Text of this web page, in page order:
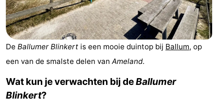
Appartementen
-
Ameland
Bed
breakfasts)
Hotels
De Ballumer Blinkert is een mooie duintop bij Ballum, op
een van de smalste delen van Ameland.
Wat kun je verwachten bij deBallumer
Blinkert?